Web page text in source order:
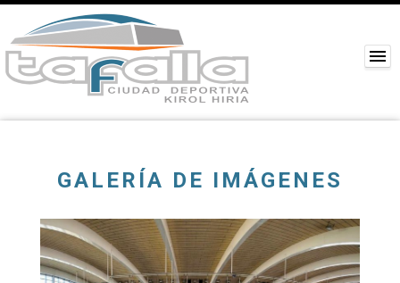
GALERÍA DE IMÁGENES